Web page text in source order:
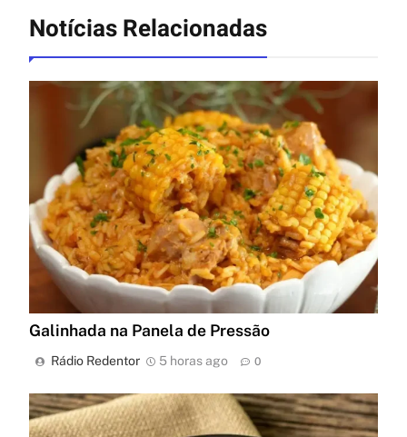
Notícias Relacionadas
Galinhada na Panela de Pressão
Rádio Redentor 5 horas ago 0